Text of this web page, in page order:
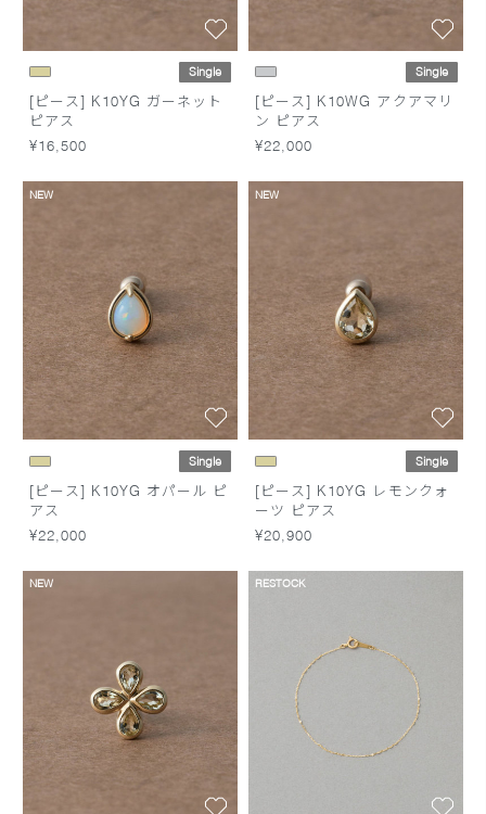
Single
[ピース] K10YG ガーネット
ピアス
¥16,500
Single
[ピース] K10WG アクアマリ
ン ピアス
¥22,000
NEW
Single
[ピース] K10YG オパール ピ
アス
¥22,000
NEW
Single
[ピース] K10YG レモンクォ
ーツ ピアス
¥20,900
NEW RESTOCK